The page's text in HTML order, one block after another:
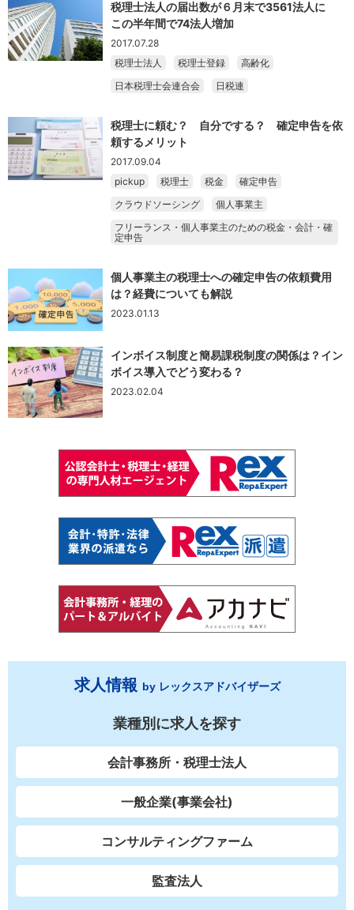
税理士法人の届出数が６月末で3561法人に
この半年間で74法人増加
2017.07.28
税理士法人
税理士登録
高齢化
日本税理士会連合会
日税連
税理士に頼む？ 自分でする？ 確定申告を依
頼するメリット
2017.09.04
pickup
税理士 税金
確定申告
クラウドソーシング
個人事業主
フリーランス・個人事業主のための税金・会計・確
定申告
個人事業主の税理士への確定申告の依頼費用
は？経費についても解説
2023.01.13
インボイス制度と簡易課税制度の関係は？イン
ボイス導入でどう変わる？
2023.02.04
求人情報 by レックスアドバイザーズ
業種別に求人を探す
会計事務所・税理士法人
一般企業(事業会社)
コンサルティングファーム
監査法人